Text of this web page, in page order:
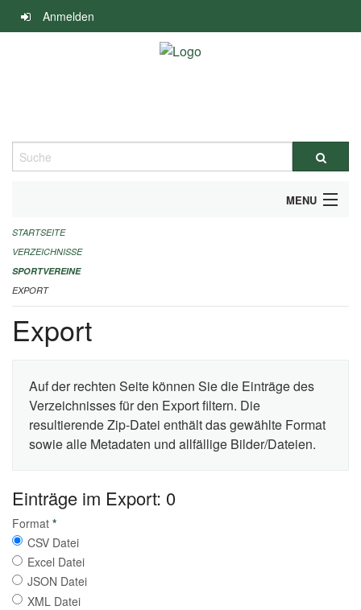
Navigation
überspringen
Anmelden
Suche
MENU
ALLGEMEINE INFORMATIONEN
FINANZIELLE UNTERSTÜTZUNG BENÖTIGT?
KONTAKT
STARTSEITE
VERZEICHNISSE
SPORTVEREINE
EXPORT
Export
Auf der rechten Seite können Sie die Einträge des
Verzeichnisses für den Export filtern. Die
resultierende Zip-Datei enthält das gewählte Format
sowie alle Metadaten und allfällige Bilder/Dateien.
Einträge im Export: 0
Format *
CSV Datei
Excel Datei
JSON Datei
XML Datei